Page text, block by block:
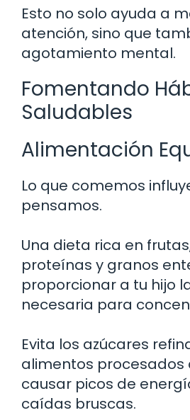
Esto no solo ayuda a
atención, sino que
agotamiento mental.
Fomentando
Saludables
Alimentación
Lo que comemos
pensamos.
Una dieta rica en
proteínas y granos
proporcionar a tu hijo
necesaria para
Evita los azúcares
alimentos procesados
causar picos de
caídas bruscas.